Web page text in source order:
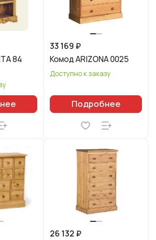
84
33 169 ₽
Комод ARIZONA 0025
Доступно к заказу
Подробнее
26 132 ₽